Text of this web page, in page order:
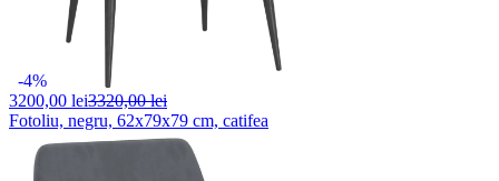
-4%
3200,00 lei3320,00 lei
Fotoliu, negru, 62x79x79 cm, catifea